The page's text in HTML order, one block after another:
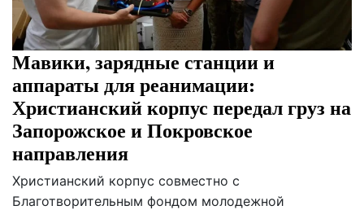
Мавики, зарядные станции и
аппараты для реанимации:
Христианский корпус передал груз на
Запорожское и Покровское
направления
Христианский корпус совместно с
Благотворительным фондом молодежной